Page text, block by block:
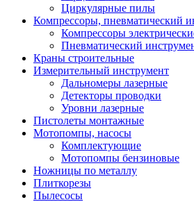
Циркулярные пилы
Компрессоры, пневматический
Компрессоры
Пневматический
Краны строительные
Измерительный инструмент
Дальномеры лазерные
Детекторы проводки
Уровни лазерные
Пистолеты монтажные
Мотопомпы, насосы
Комплектующие
Мотопомпы бензиновые
Ножницы по металлу
Плиткорезы
Пылесосы